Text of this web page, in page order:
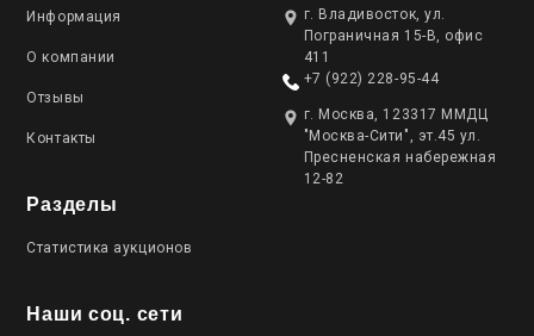
Информация
О компании
Отзывы
Контакты
Разделы
Статистика аукционов
Наши соц. сети
г. Владивосток, ул.
Пограничная 15-В, офис
411
+7 (922) 228-95-44
г. Москва, 123317 ММДЦ
"Москва-Сити", эт.45 ул.
Пресненская набережная
12-82